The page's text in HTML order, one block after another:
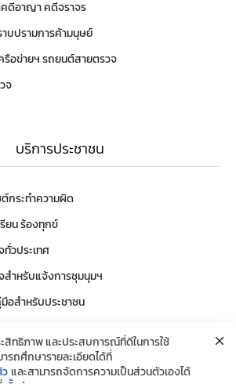
ดีอาญา คดีจราจร
บปรามการค้ามนุษย์
อข่ายฯ รถยนต์สายตรวจ
จ
บริการประชาชน
ต์กระทำความผิด
ยน ร้องทุกข์
วประเทศ
สำหรับแจ้งการชุมนุมฯ
อสำหรับประชาชน
สิทธิภาพ และประสบการณ์ที่ดีในการใช้
ถศึกษารายละเอียดได้ที่
และสามารถจัดการความเป็นส่วนตัวเองได้